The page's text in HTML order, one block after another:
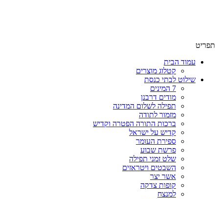
תפריט
עמוד הבית
קטלוג מוצרים
שילוט לבתי כנסת
7 המינים
מודים דרבנן
תפילה לשלום המדינה
מזמור לתודה
ברכות התורה הפטרה וקדיש
קדיש על ישראל
ספירת העומר
פרשת שבוע
שלט זמני תפילה
השבטים ויטראזים
אשר יצר
קופות צדקה
למנצח